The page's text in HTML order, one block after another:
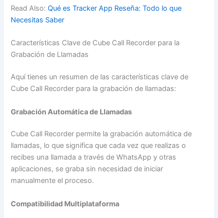
Read Also:Qué es Tracker App Reseña: Todo lo que
Necesitas Saber
Características Clave de Cube Call Recorder para la
Grabación de Llamadas
Aquí tienes un resumen de las características clave de
Cube Call Recorder para la grabación de llamadas:
Grabación Automática de Llamadas
Cube Call Recorder permite la grabación automática de
llamadas, lo que significa que cada vez que realizas o
recibes una llamada a través de WhatsApp y otras
aplicaciones, se graba sin necesidad de iniciar
manualmente el proceso.
Compatibilidad Multiplataforma